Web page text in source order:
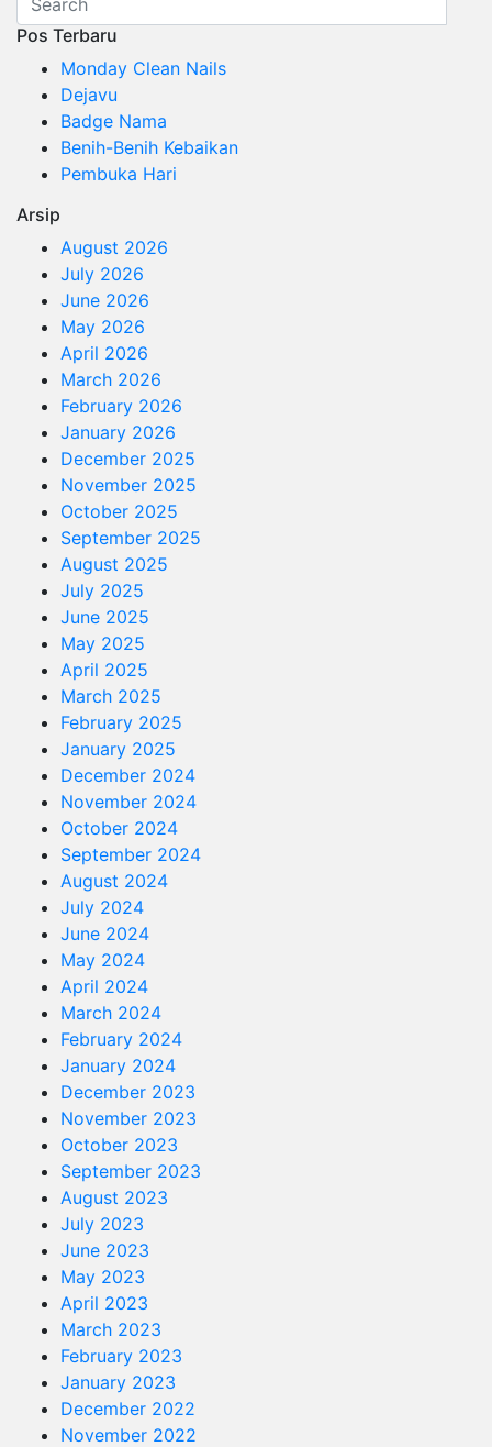
Pos Terbaru
Monday Clean Nails
Dejavu
Badge Nama
Benih-Benih Kebaikan
Pembuka Hari
Arsip
August 2026
July 2026
June 2026
May 2026
April 2026
March 2026
February 2026
January 2026
December 2025
November 2025
October 2025
September 2025
August 2025
July 2025
June 2025
May 2025
April 2025
March 2025
February 2025
January 2025
December 2024
November 2024
October 2024
September 2024
August 2024
July 2024
June 2024
May 2024
April 2024
March 2024
February 2024
January 2024
December 2023
November 2023
October 2023
September 2023
August 2023
July 2023
June 2023
May 2023
April 2023
March 2023
February 2023
January 2023
December 2022
November 2022